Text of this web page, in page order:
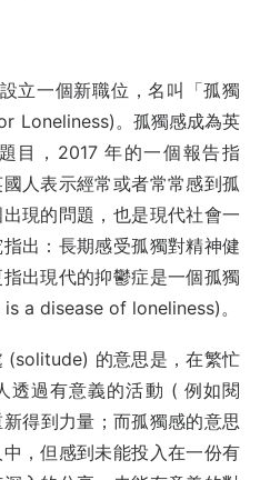
立一個新職位，名叫「孤獨
Loneliness)。孤獨感成為英
目，2017 年的一個報告指
人表示經常或者常常感到孤
現的問題，也是現代社會一
出：長期感受孤獨對精神健
出現代的抑鬱症是一個孤獨
a disease of loneliness)。
(solitude) 的意思是，在繁忙
透過有意義的活動 ( 例如閱
得到力量；而孤獨感的意思
，但感到未能投入在一份有